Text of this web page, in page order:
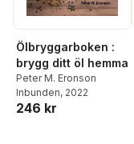
Ölbryggarboken :
brygg ditt öl hemma
Peter M. Eronson
Inbunden, 2022
246 kr